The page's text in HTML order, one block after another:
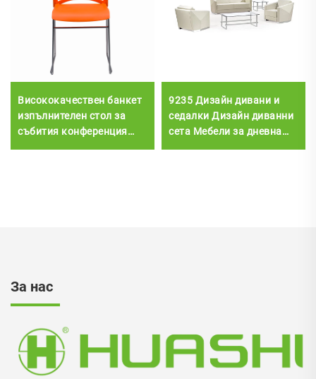
Висококачествен банкет
изпълнителен стол за
събития конференция
трапезария офис и зала
9235 Дизайн дивани и
седалки Дизайн диванни
сета Мебели за дневна
стая Дивани и дивани,
За нас